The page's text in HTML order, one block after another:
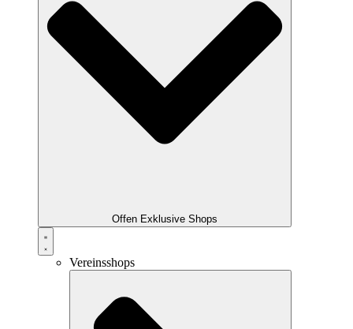
Offen Exklusive Shops
Vereinsshops